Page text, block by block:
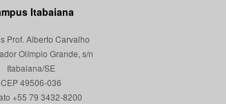
Itabaiana
Prof. Alberto Carvalho
Olímpio Grande, s/n
Itabaiana/SE
CEP 49506-036